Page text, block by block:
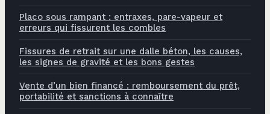
Placo sous rampant : entraxes, pare-vapeur et
erreurs qui fissurent les combles
Fissures de retrait sur une dalle béton, les causes,
les signes de gravité et les bons gestes
Vente d’un bien financé : remboursement du prêt,
portabilité et sanctions à connaître